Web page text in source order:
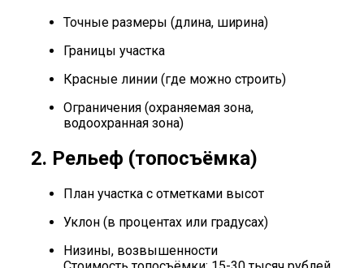
Точные размеры (длина, ширина)
Границы участка
Красные линии (где можно строить)
Ограничения (охраняемая зона,
водоохранная зона)
2. Рельеф (топосъёмка)
План участка с отметками высот
Уклон (в процентах или градусах)
Низины, возвышенности